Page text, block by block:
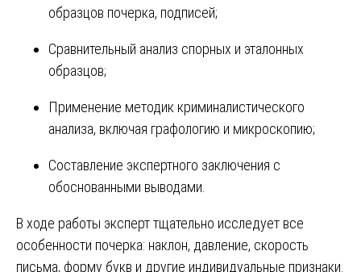
образцов почерка, подписей;
Сравнительный анализ спорных и эталонных
образцов;
Применение методик криминалистического
анализа, включая графологию и микроскопию;
Составление экспертного заключения с
обоснованными выводами.
В ходе работы эксперт тщательно исследует все
особенности почерка: наклон, давление, скорость
письма, форму букв и другие индивидуальные признаки.